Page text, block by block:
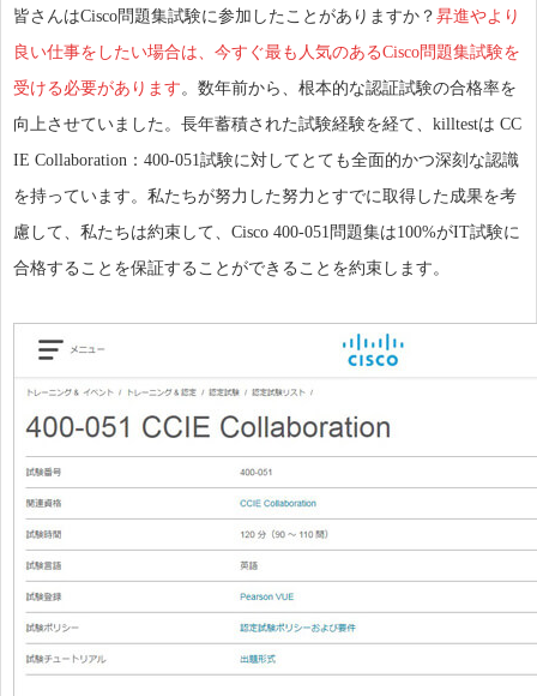
皆さんはCisco問題集試験に参加したことがありますか？ 昇進やより
良い仕事をしたい場合は、今すぐ最も人気のあるCisco問題集試験を
受ける必要があります。数年前から、根本的な認証試験の合格率を
向上させていました。長年蓄積された試験経験を経て、killtestは CC
IE Collaboration：400-051試験に対してとても全面的かつ深刻な認識
を持っています。私たちが努力した努力とすでに取得した成果を考
慮して、私たちは約束して、Cisco 400-051問題集は100%がIT試験に
合格することを保証することができることを約束します。